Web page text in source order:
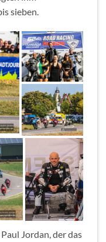
sieben.
Jordan, der das